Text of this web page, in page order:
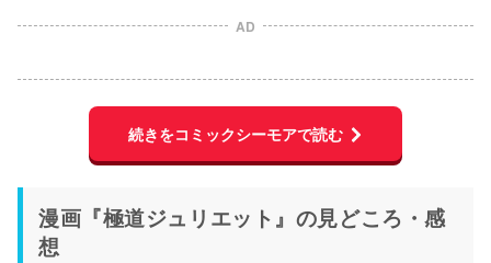
AD
続きをコミックシーモアで読む
漫画『極道ジュリエット』の見どころ・感
想